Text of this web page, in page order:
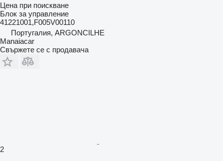
Цена при поискване
Блок за управление
41221001,F005V00110
Португалия, ARGONCILHE
Manaiacar
Свържете се с продавача
2